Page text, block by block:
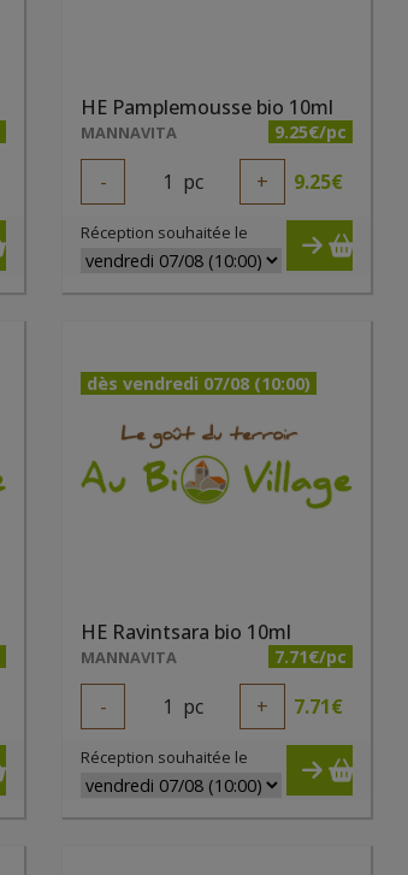
HE Pamplemousse bio 10ml
MANNAVITA 9.25€/pc
- 1 pc + 9.25€
Réception souhaitée le
dès vendredi 07/08 (10:00)
HE Ravintsara bio 10ml
MANNAVITA 7.71€/pc
- 1 pc + 7.71€
Réception souhaitée le